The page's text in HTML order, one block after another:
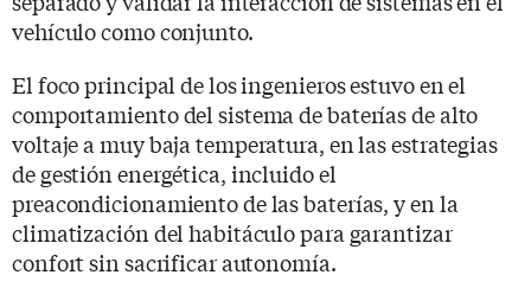
vehículo como conjunto.
El foco principal de los ingenieros estuvo en el
comportamiento del sistema de baterías de alto
voltaje a muy baja temperatura, en las estrategias
de gestión energética, incluido el
preacondicionamiento de las baterías, y en la
climatización del habitáculo para garantizar
confort sin sacrificar autonomía.